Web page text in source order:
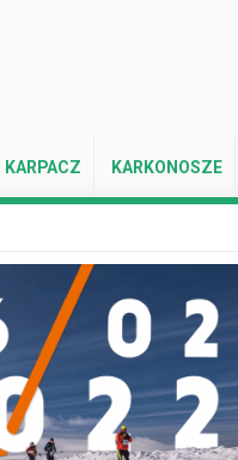
KARPACZ KARKONOSZE